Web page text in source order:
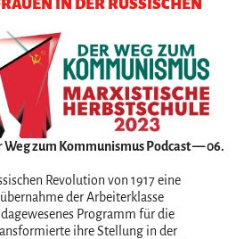
IN DER RUSSISCHEN
zum Kommunismus Podcast — 06.
Revolution von 1917 eine
der Arbeiterklasse
Programm für die
ihre Stellung in der